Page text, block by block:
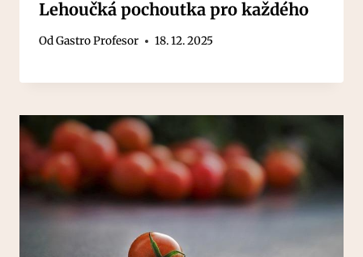
Lehoučká pochoutka pro každého
OdGastro Profesor 18. 12. 2025